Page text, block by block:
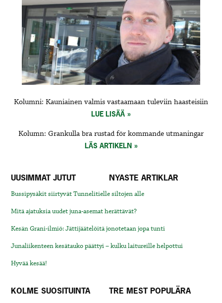
Kolumni: Kauniainen valmis vastaamaan tuleviin haasteisiin
LUE LISÄÄ
Kolumn: Grankulla bra rustad för kommande utmaningar
LÄS ARTIKELN
UUSIMMAT JUTUT NYASTE ARTIKLAR
Bussipysäkit siirtyvät Tunnelitielle siltojen alle
Mitä ajatuksia uudet juna-asemat herättävät?
Kesän Grani-ilmiö: Jättijäätelöitä jonotetaan jopa tunti
Junaliikenteen kesätauko päättyi – kulku laitureille helpottui
Hyvää kesää!
KOLME SUOSITUINTA TRE MEST POPULÄRA